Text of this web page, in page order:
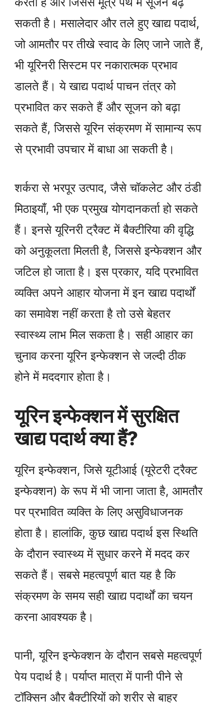
सकती है। मसालेदार और तले हुए खाद्य पदार्थ,
जो आमतौर पर तीखे स्वाद के लिए जाने जाते हैं,
भी यूरिनरी सिस्टम पर नकारात्मक प्रभाव
डालते हैं। ये खाद्य पदार्थ पाचन तंत्र को
प्रभावित कर सकते हैं और सूजन को बढ़ा
सकते हैं, जिससे यूरिन संक्रमण में सामान्य रूप
से प्रभावी उपचार में बाधा आ सकती है।
शर्करा से भरपूर उत्पाद, जैसे चॉकलेट और ठंडी
मिठाइयाँ, भी एक प्रमुख योगदानकर्ता हो सकते
हैं। इनसे यूरिनरी ट्रैक्ट में बैक्टीरिया की वृद्धि
को अनुकूलता मिलती है, जिससे इन्फेक्शन और
जटिल हो जाता है। इस प्रकार, यदि प्रभावित
व्यक्ति अपने आहार योजना में इन खाद्य पदार्थों
का समावेश नहीं करता है तो उसे बेहतर
स्वास्थ्य लाभ मिल सकता है। सही आहार का
चुनाव करना यूरिन इन्फेक्शन से जल्दी ठीक
होने में मददगार होता है।
यूरिन इन्फेक्शन में सुरक्षित
खाद्य पदार्थ क्या हैं?
यूरिन इन्फेक्शन, जिसे यूटीआई (यूरेटरी ट्रैक्ट
इन्फेक्शन) के रूप में भी जाना जाता है, आमतौर
पर प्रभावित व्यक्ति के लिए असुविधाजनक
होता है। हालांकि, कुछ खाद्य पदार्थ इस स्थिति
के दौरान स्वास्थ्य में सुधार करने में मदद कर
सकते हैं। सबसे महत्वपूर्ण बात यह है कि
संक्रमण के समय सही खाद्य पदार्थों का चयन
करना आवश्यक है।
पानी, यूरिन इन्फेक्शन के दौरान सबसे महत्वपूर्ण
पेय पदार्थ है। पर्याप्त मात्रा में पानी पीने से
टॉक्सिन और बैक्टीरियों को शरीर से बाहर